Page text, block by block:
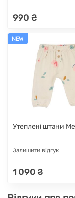
990 ₴
NEW
Утеплені штани
Залишити відгук
1 090 ₴